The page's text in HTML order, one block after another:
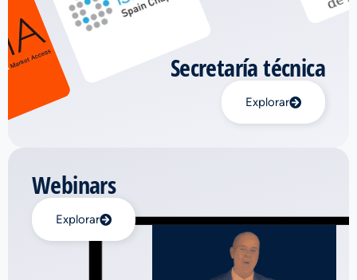
Secretaría técnica
Explorar
Webinars
Explorar